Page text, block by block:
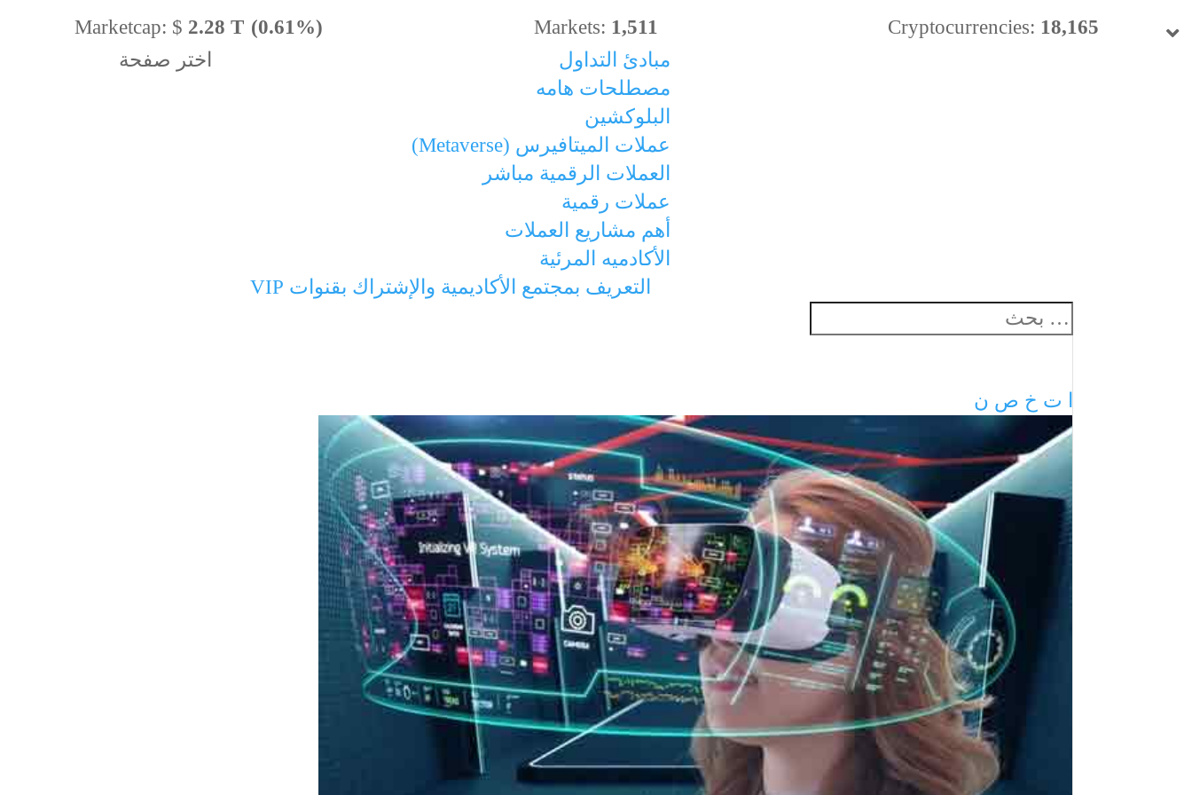
مبادئ التداول
مصطلحات هامه
البلوكشين
عملات الميتافيرس (Metaverse)
العملات الرقمية مباشر
عملات رقمية
أهم مشاريع العملات
الأكادميه المرئية
التعريف بمجتمع الأكاديمية والإشتراك بقنوات VIP
اختر صفحة
ت خ ص ن
Cryptocurrencies: 18,165
Markets: 1,511
Marketcap: $ 2.28 T (0.61%)